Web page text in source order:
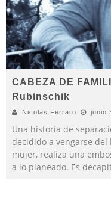
CABEZA DE
Rubinschik
Nicolas Ferraro junio
Una historia de
decidido a vengarse
mujer, realiza una
a lo planeado. Es